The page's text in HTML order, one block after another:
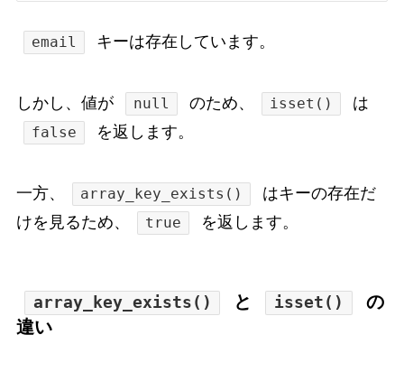
email キーは存在しています。
しかし、値が null のため、 isset() は
false を返します。
一方、 array_key_exists()
はキーの存在だ
けを見るため、
true を返します。
array_key_exists() と isset()
の
違い